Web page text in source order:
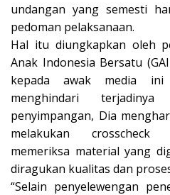
undangan yang semesti
pedoman pelaksanaan.
Hal itu diungkapkan oleh
Anak Indonesia Bersatu
kepada awak media ini
menghindari terjadinya
penyimpangan, Dia
melakukan crosscheck
memeriksa material yang
diragukan kualitas dan
“Selain penyelewengan